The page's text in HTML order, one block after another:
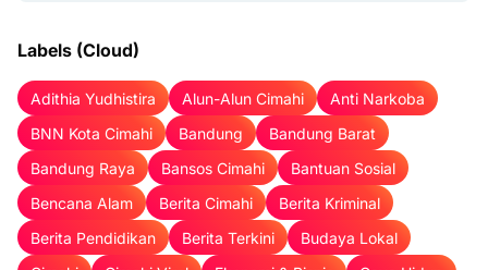
Labels (Cloud)
Adithia Yudhistira Alun-Alun Cimahi
Anti Narkoba
BNN Kota Cimahi
Bandung
Bandung Barat
Bandung Raya
Bansos Cimahi
Bantuan Sosial
Bencana Alam
Berita Cimahi
Berita Kriminal
Berita Pendidikan
Berita Terkini
Budaya Lokal